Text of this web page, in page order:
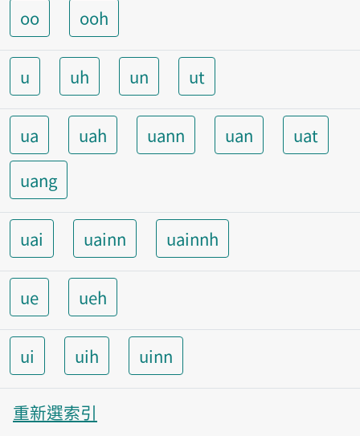
oo ooh
u uh un ut
ua uah uann uan
uat
uang
uai uainn uainnh
ue ueh
ui uih uinn
重新選索引